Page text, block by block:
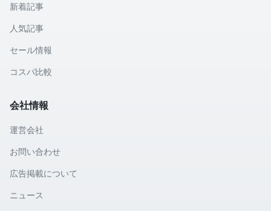
新着記事
人気記事
セール情報
コスパ比較
会社情報
運営会社
お問い合わせ
広告掲載について
ニュース